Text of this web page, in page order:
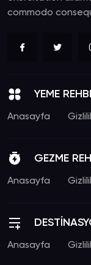
commodo
YEME
Anasayfa
GEZME
Anasayfa
Anasayfa